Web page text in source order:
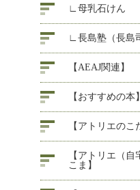
∟母乳石けん
∟長島塾（長島
【AEAJ関連】
【おすすめの本】
【アトリエのこ
【アトリエ（
こま】